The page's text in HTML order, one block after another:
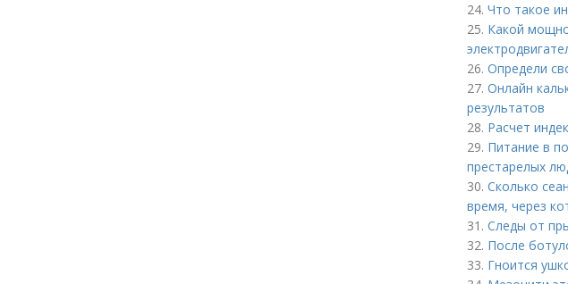
24. Что такое
25. Какой
26. Определи
27. Онлайн
результатов
28. Расчет
29. Питание в
престарелых
30. Сколько
время, через
31. Следы от
32. После
33. Гноится